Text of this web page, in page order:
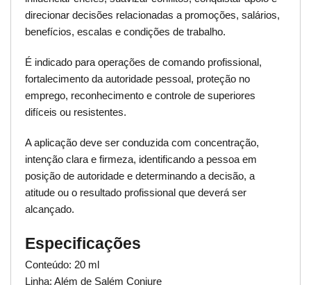
direcionar decisões relacionadas a promoções, salários,
benefícios, escalas e condições de trabalho.
É indicado para operações de comando profissional,
fortalecimento da autoridade pessoal, proteção no
emprego, reconhecimento e controle de superiores
difíceis ou resistentes.
A aplicação deve ser conduzida com concentração,
intenção clara e firmeza, identificando a pessoa em
posição de autoridade e determinando a decisão, a
atitude ou o resultado profissional que deverá ser
alcançado.
Especificações
Conteúdo: 20 ml
Linha: Além de Salém Conjure